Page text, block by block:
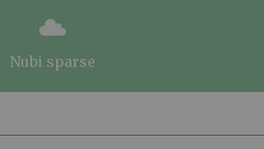
nubi sparse